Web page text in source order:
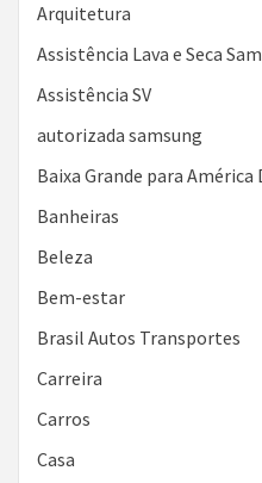
Arquitetura
Assistência Lava e Seca
Assistência SV
autorizada samsung
Baixa Grande para América
Banheiras
Beleza
Bem-estar
Brasil Autos Transportes
Carreira
Carros
Casa